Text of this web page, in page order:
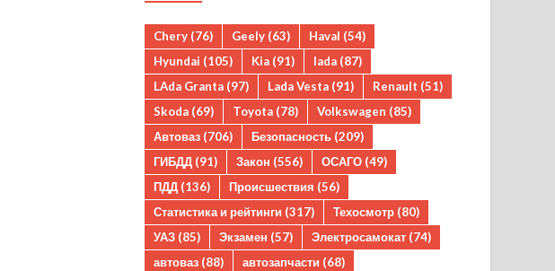
Chery (76) Geely (63) Haval (54)
Hyundai (105) Kia (91) lada (87)
LAda Granta (97) Lada Vesta (91) Renault (51)
Skoda (69) Toyota (78) Volkswagen (85)
Автоваз (706) Безопасность (209)
ГИБДД (91) Закон (556) ОСАГО (49)
ПДД (136) Происшествия (56)
Статистика и рейтинги (317) Техосмотр (80)
УАЗ (85) Экзамен (57) Электросамокат (74)
автоваз (88) автозапчасти (68)